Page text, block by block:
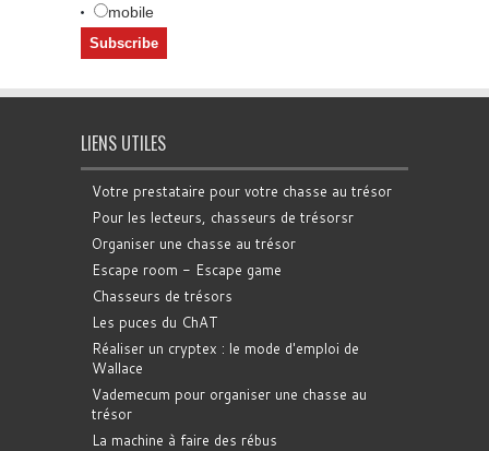
mobile
LIENS UTILES
Votre prestataire pour votre chasse au trésor
Pour les lecteurs, chasseurs de trésorsr
Organiser une chasse au trésor
Escape room - Escape game
Chasseurs de trésors
Les puces du ChAT
Réaliser un cryptex : le mode d'emploi de
Wallace
Vademecum pour organiser une chasse au
trésor
La machine à faire des rébus